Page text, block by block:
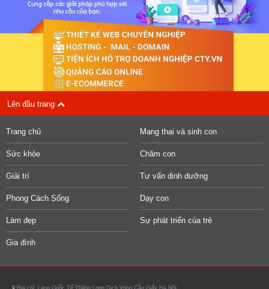
Lên đầu trang
Trang chủ
Sức khỏe
Giải trí
Phong Cách Sống
Làm đẹp
Gia đình
Mang thai và sinh con
Chăm con
Tư vấn dinh dưỡng
Dạy con
Sự phát triển của trẻ